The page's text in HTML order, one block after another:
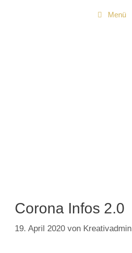
Menü
Corona Infos 2.0
19. April 2020 von Kreativadmin